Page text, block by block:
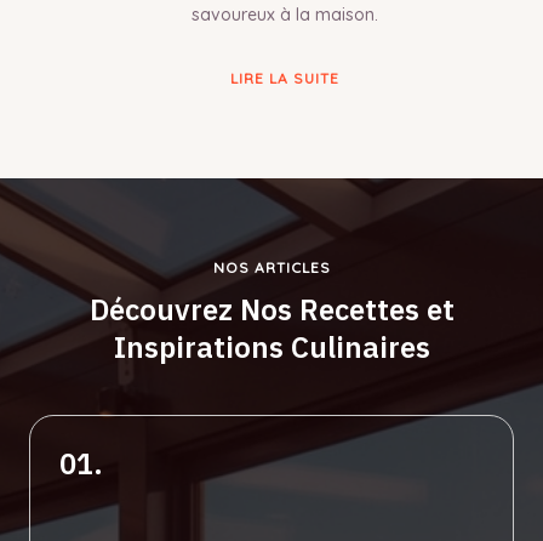
savoureux à la maison.
LIRE LA SUITE
NOS ARTICLES
Découvrez Nos Recettes et
Inspirations Culinaires
01.